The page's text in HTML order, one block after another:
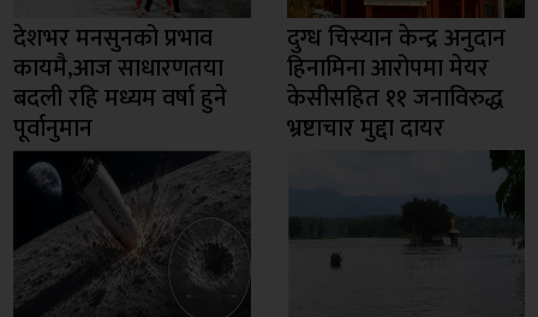
देशभर मनसुनको प्रभाव
कायमै,आज साधारणतया
बदली रहि मध्यम वर्षा हुने
पूर्वानुमान
दुग्ध चिस्यान केन्द्र अनुदान
हिनामिना आरोपमा मेयर
केसीसहित ११ जनाविरुद्ध
भ्रष्टाचार मुद्दा दायर